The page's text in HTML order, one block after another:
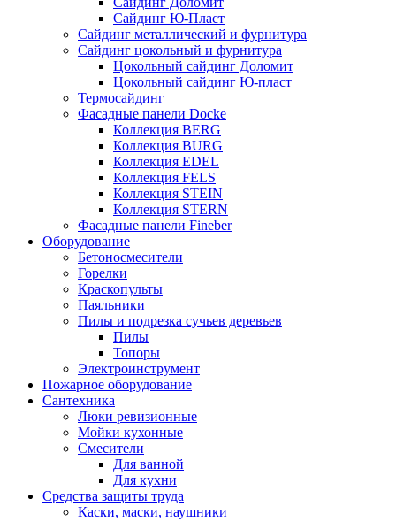
Сайдинг Ю-Пласт
Сайдинг металлический и фурнитура
Сайдинг цокольный и фурнитура
Цокольный сайдинг Доломит
Цокольный сайдинг Ю-пласт
Термосайдинг
Фасадные панели Docke
Коллекция BERG
Коллекция BURG
Коллекция EDEL
Коллекция FELS
Коллекция STEIN
Коллекция STERN
Фасадные панели Fineber
Оборудование
Бетоносмесители
Горелки
Краскопульты
Паяльники
Пилы и подрезка сучьев деревьев
Пилы
Топоры
Электроинструмент
Пожарное оборудование
Сантехника
Люки ревизионные
Мойки кухонные
Смесители
Для ванной
Для кухни
Средства защиты труда
Каски, маски, наушники